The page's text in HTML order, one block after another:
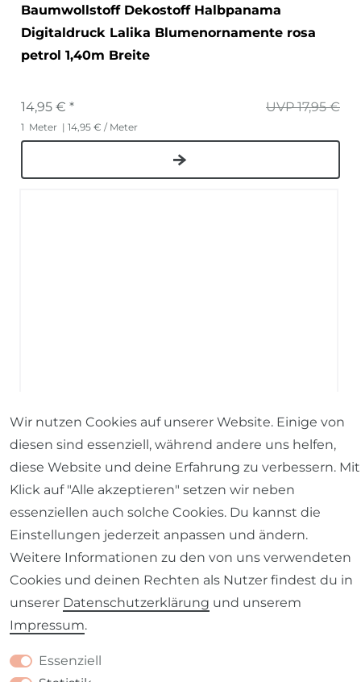
Baumwollstoff Dekostoff Halbpanama
Digitaldruck Lalika Blumenornamente rosa
petrol 1,40m Breite
UVP 17,95 €
14,95 € *
1 Meter | 14,95 € / Meter
Baumwollstoff Dekostoff Halbpanama
Digitaldruck Hühner dunkelblau bunt 1,40m
Breite
14,95 € *
Wir nutzen Cookies auf unserer Website. Einige von
diesen sind essenziell, während andere uns helfen,
diese Website und deine Erfahrung zu verbessern. Mit
Klick auf "Alle akzeptieren" setzen wir neben
essenziellen auch solche Cookies. Du kannst die
Einstellungen jederzeit anpassen und ändern.
Weitere Informationen zu den von uns verwendeten
Cookies und deinen Rechten als Nutzer findest du in
unserer Daten­schutz­erklärung und unserem
Impressum.
Essenziell